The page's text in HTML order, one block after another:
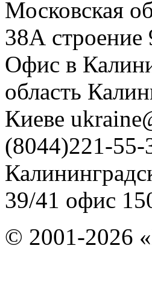
Московская
38А строение
Офис в
область
Киеве
(8044)221-55-
39/41 офис
© 2001-2026